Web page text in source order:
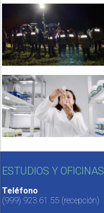
ESTUDIOS Y OFICINAS
Teléfono
(999) 923 61 55 (recepción)